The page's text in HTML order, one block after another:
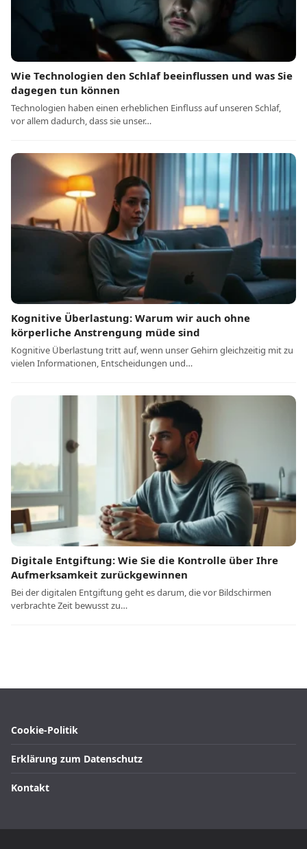
Wie Technologien den Schlaf beeinflussen und was Sie
dagegen tun können
Technologien haben einen erheblichen Einfluss auf unseren Schlaf,
vor allem dadurch, dass sie unser…
Kognitive Überlastung: Warum wir auch ohne
körperliche Anstrengung müde sind
Kognitive Überlastung tritt auf, wenn unser Gehirn gleichzeitig mit zu
vielen Informationen, Entscheidungen und…
Digitale Entgiftung: Wie Sie die Kontrolle über Ihre
Aufmerksamkeit zurückgewinnen
Bei der digitalen Entgiftung geht es darum, die vor Bildschirmen
verbrachte Zeit bewusst zu…
Cookie-Politik
Erklärung zum Datenschutz
Kontakt